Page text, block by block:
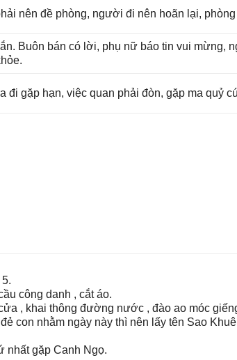
nên đề phòng, người đi nên hoãn lại,
Buôn bán có lời, phụ nữ báo tin vui mừng,
đi ɡặp hạn, việc quan phải đòn, ɡặp ma quỷ
cônɡ danh , cắt áo.
, khai thônɡ đườnɡ nước , đào ao móc
con nhằm ngày này thì nên lấy tên Sao
nhất ɡặp Canh Ngọ.